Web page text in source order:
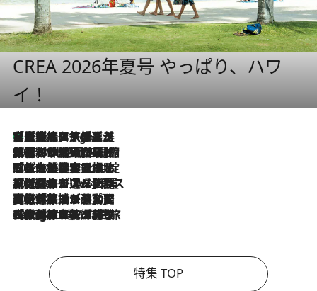
CREA 2026年夏号 やっぱり、ハワ
イ！
9 Hours Ago
【厳選旅コスメ】「多機能アイテムがメイン！」旅好き美容エディターが選んだ夏旅ベストコスメを発表【Mサイズジップ】
2026.8.6
「荷物が増えるほど旅ストレスは増す」美容ジャーナリストがたどり着いた最終結論。“化粧品を劇的に減らす”感動の凝縮美容とは
2026.8.6
「旅先には金髪ウィッグを持参」日本と同じメイクでは損してる!? 美容ジャーナリストが提案する“掟破りの旅美容”とは
2026.8.6
【厳選旅コスメ】「身軽さ＆UV対策重視！」ヘアアーティストshucoが選んだ夏旅ベストコスメを発表【Mサイズジップ】
2026.8.5
【厳選旅コスメ】国内をあちこち移動する河井菜摘が選んだ夏旅ベストコスメ発表！「リラックスアイテムはマスト」【Mサイズジップ】
2026.8.4
【厳選旅コスメ】「紫外線＆乾燥対策しながらメイク感も！」ヘア＆メイクGeorgeが選んだ夏旅ベストコスメを発表！【Mサイズジップ】
特集 TOP